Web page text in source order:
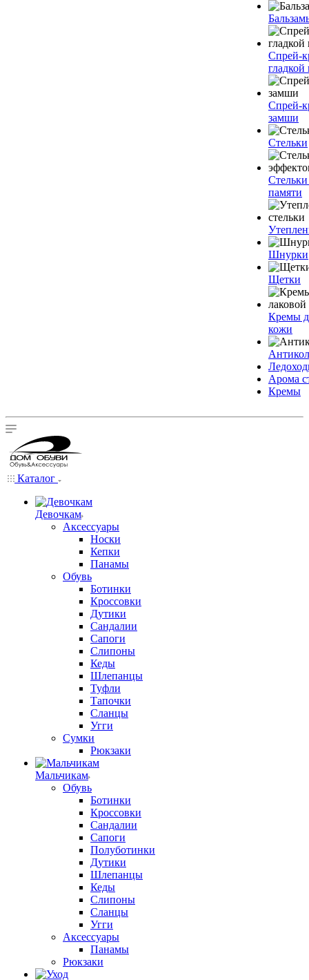
Спрей-
Спрей-
замши
Стельки
памяти
Шнурки
Щетки
Кремы
кожи
Арома
Кремы
Каталог
Девочкам
Аксессуары
Носки
Кепки
Панамы
Обувь
Ботинки
Кроссовки
Дутики
Сандалии
Сапоги
Слипоны
Кеды
Шлепанцы
Туфли
Тапочки
Сланцы
Угги
Сумки
Рюкзаки
Мальчикам
Обувь
Ботинки
Кроссовки
Сандалии
Сапоги
Полуботинки
Дутики
Шлепанцы
Кеды
Слипоны
Сланцы
Угги
Аксессуары
Панамы
Рюкзаки